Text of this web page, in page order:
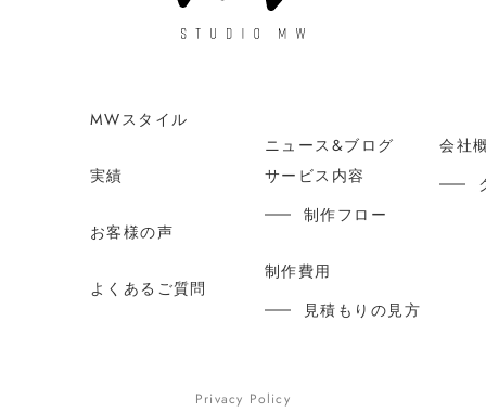
MWスタイル
実績
お客様の声
よくあるご質問
ニュース&ブログ
サービス内容
制作フロー
制作費用
見積もりの見方
会社
Privacy Policy